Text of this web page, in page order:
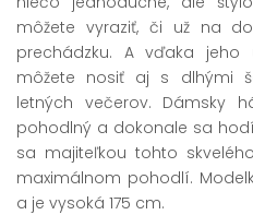
môžete vyraziť, či už na
prechádzku. A vďaka jeho
môžete nosiť aj s dlhými
letných večerov. Dámsky
pohodlný a dokonale sa
sa majiteľkou tohto
maximálnom pohodlí.
a je vysoká 175 cm.